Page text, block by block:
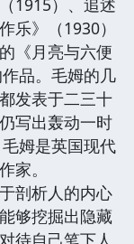
1915）、追述
乐》（1930）
《月亮与六便
品。毛姆的几
发表于二三十
写出轰动一时
姆是英国现代
家。
剖析人的内心
够挖掘出隐藏
待自己笔下人